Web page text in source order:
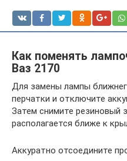
Как поменять
Ваз 2170
Для замены лампы
перчатки и отключите
Затем снимите резиновый
располагается ближе к
Аккуратно отсоедините